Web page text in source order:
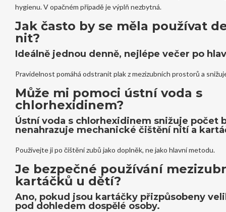
hygienu. V opačném případě je výplň nezbytná.
Jak často by se měla používat
nit?
Ideálně jednou denně, nejlépe večer po
Pravidelnost pomáhá odstranit plak z mezizubních prostorů a
Může mi pomoci ústní voda s
chlorhexidinem?
Ústní voda s chlorhexidinem snižuje počet
nenahrazuje mechanické čištění nití a
Používejte ji po čištění zubů jako doplněk, ne jako hlavní metodu.
Je bezpečné používání
kartáčků u dětí?
Ano, pokud jsou kartáčky přizpůsobeny
pod dohledem dospělé osoby.